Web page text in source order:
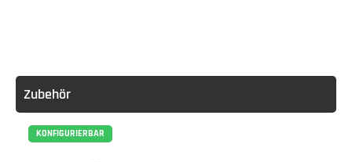
Zubehör
KONFIGURIERBAR